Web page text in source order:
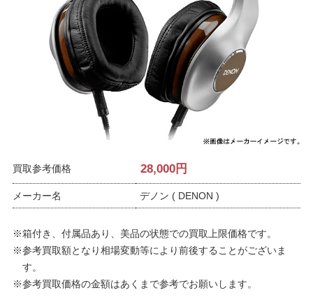
買取参考価格 28,000円
メーカー名 デノン ( DENON )
※箱付き、付属品あり、美品の状態での買取上限価格です。
※参考買取額となり相場変動等により前後することがございま
す。
※参考買取価格の金額はあくまで参考でお願いします。